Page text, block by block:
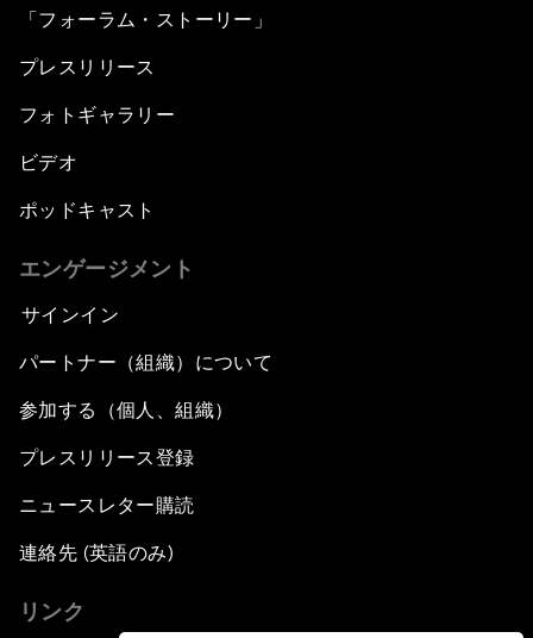
「フォーラム・ストーリー」
プレスリリース
フォトギャラリー
ビデオ
ポッドキャスト
エンゲージメント
サインイン
パートナー（組織）について
参加する（個人、組織）
プレスリリース登録
ニュースレター購読
連絡先 (英語のみ)
リンク